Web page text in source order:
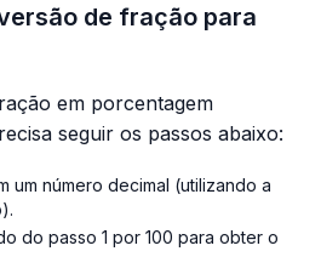
de fração para
em porcentagem
seguir os passos abaixo:
um número decimal (utilizando a
do passo 1 por 100 para obter o